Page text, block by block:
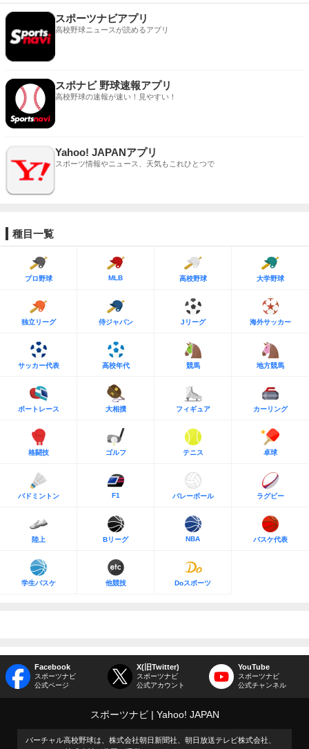
スポーツナビアプリ
高校野球ニュースが読めるアプリ
スポナビ 野球速報アプリ
高校野球の速報が速い！見やすい！
Yahoo! JAPANアプリ
スポーツ情報やニュース、天気もこれひとつで
種目一覧
プロ野球 MLB 高校野球 大学野球
独立リーグ 侍ジャパン Jリーグ 海外サッカー
サッカー代表 高校年代 競馬 地方競馬
ボートレース 大相撲 フィギュア カーリング
格闘技 ゴルフ テニス 卓球
バドミントン F1 バレーボール ラグビー
陸上 Bリーグ NBA バスケ代表
学生バスケ 他競技 Doスポーツ
Facebook
スポーツナビ
公式ページ
X(旧Twitter)
スポーツナビ
公式アカウント
YouTube
スポーツナビ
公式チャンネル
スポーツナビ Yahoo! JAPAN
バーチャル高校野球は、株式会社朝日新聞社、朝日放送テレビ株式会社、